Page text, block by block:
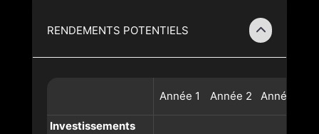
RENDEMENTS POTENTIELS
Année 1 Année 2 Année
Investissements